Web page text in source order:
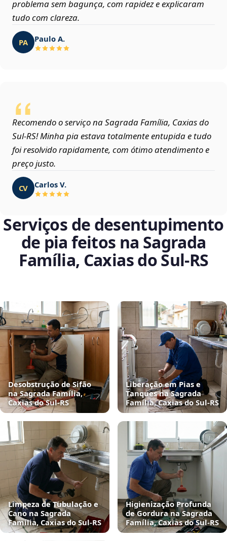
problema sem bagunça, com rapidez e explicaram
tudo com clareza.
PA Paulo A.
Recomendo o serviço na Sagrada Família, Caxias do
Sul‑RS! Minha pia estava totalmente entupida e tudo
foi resolvido rapidamente, com ótimo atendimento e
preço justo.
CV Carlos V.
Serviços de desentupimento
de pia feitos na Sagrada
Família, Caxias do Sul‑RS
Desobstrução de Sifão
na Sagrada Família,
Caxias do Sul‑RS
Liberação em Pias e
Tanques na Sagrada
Família, Caxias do Sul‑RS
Limpeza de Tubulação e
Cano na Sagrada
Família, Caxias do Sul‑RS
Higienização Profunda
de Gordura na Sagrada
Família, Caxias do Sul‑RS